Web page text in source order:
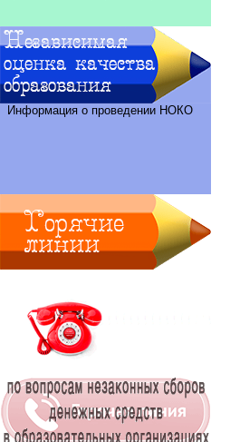
Информация о проведении НОКО